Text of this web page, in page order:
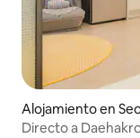
Alojamiento en
Directo a